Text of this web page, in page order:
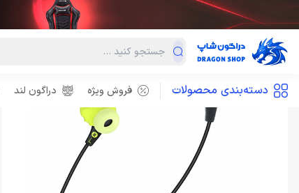
دسته‌بندی محصولات فروش ویژه دراگون لند
هدفون هدفون برند جی بی ال هدفون جی بی ال زرد_سبز HEADPHONE JBL ENDURANCE RUN Yellow Green
جهت استعلام موجودی، تماس بگیرید